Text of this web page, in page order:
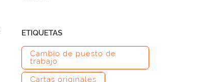
ETIQUETAS
Cambio de puesto de
trabajo
Cartas originales